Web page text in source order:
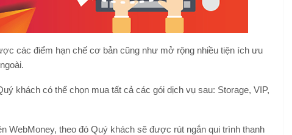
các điểm hạn chế cơ bản cũng như mở rộng nhiều tiện ích ưu
khách có thể chọn mua tất cả các gói dịch vụ sau: Storage, VIP,
WebMoney, theo đó Quý khách sẽ được rút ngắn qui trình thanh